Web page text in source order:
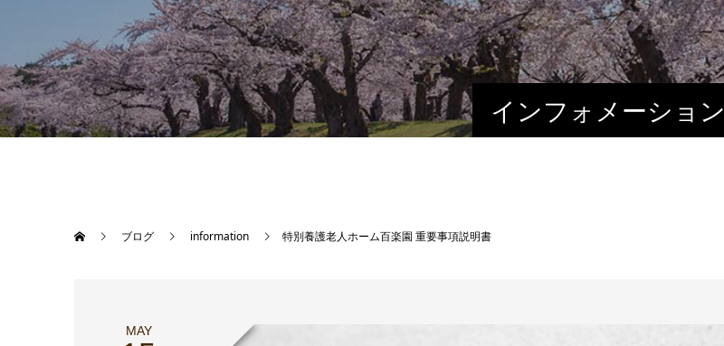
インフォメーション
ブログ information 特別養護老人ホーム百楽園 重要事項説明書
MAY